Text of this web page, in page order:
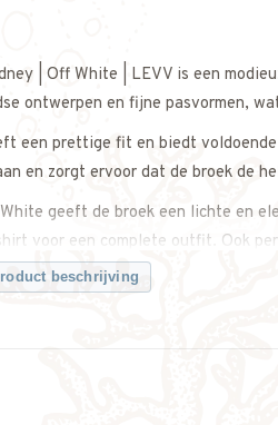
| Off White | LEVV is een
ontwerpen en fijne pasvormen,
een prettige fit en biedt
en zorgt ervoor dat de broek de
geeft de broek een lichte en
voor een complete outfit. Ook
de maat? Neem gerust contact
beschrijving